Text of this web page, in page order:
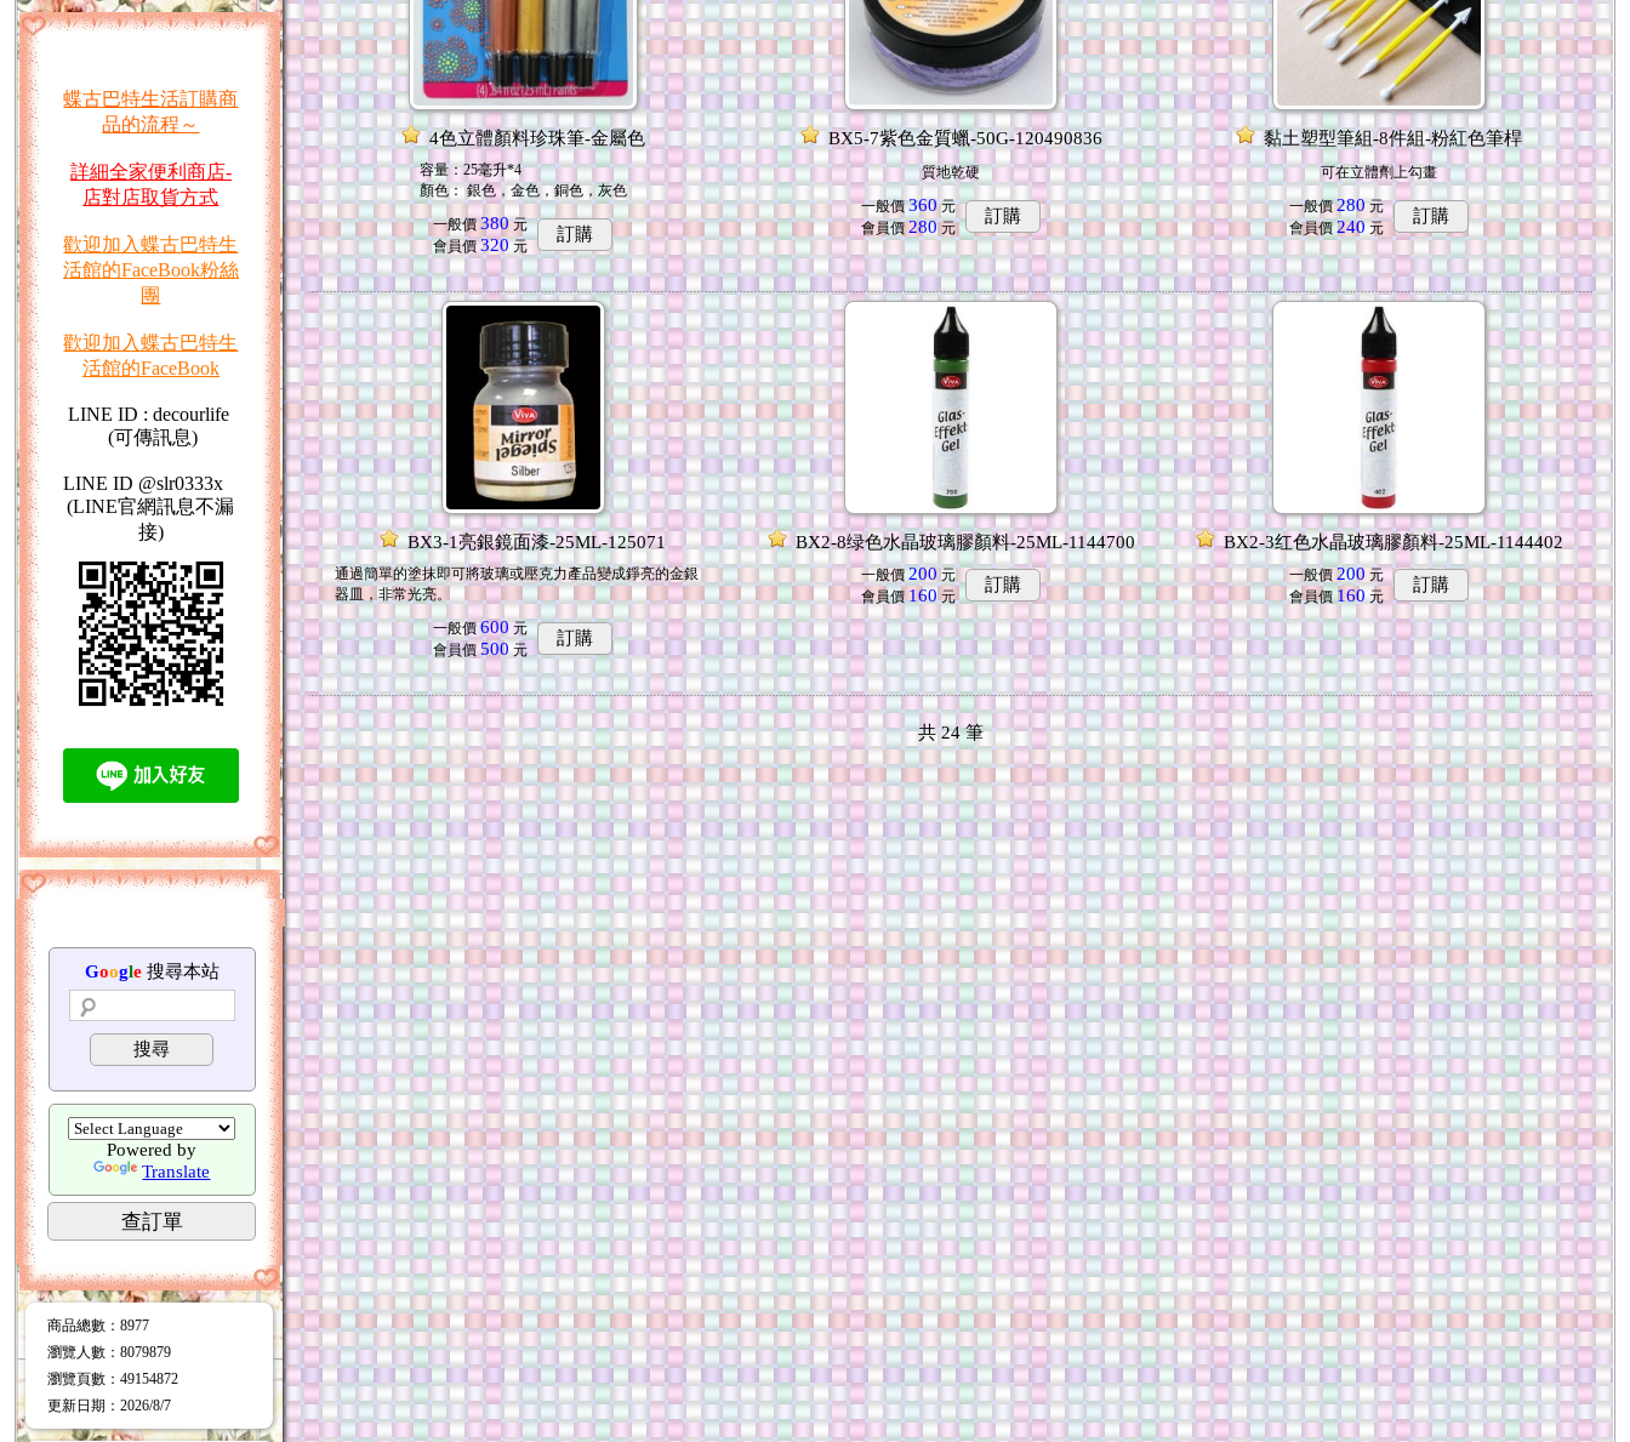
蝶古巴特生活訂購商
品的流程～
詳細全家便利商店-
店對店取貨方式
歡迎加入蝶古巴特生
活館的FaceBook粉絲
團
歡迎加入蝶古巴特生
活館的FaceBook
LINE ID : decourlife
(可傳訊息)
LINE ID @slr0333x
(LINE官網訊息不漏
接)
Google搜尋本站
搜尋
Powered by
Translate
查訂單
商品總數 ：8977
瀏覽人數 ：8079879
瀏覽頁數 ：49154872
更新日期 ：2026/8/7
4色立體顏料珍珠筆-金屬色
容量：25毫升*4
顏色： 銀色，金色，銅色，灰色
一般價 380元
會員價 320元
訂購
BX5-7紫色金質蠟-50G-120490836
質地乾硬
一般價 360元
會員價 280元
訂購
黏土塑型筆組-8件組-粉紅色筆桿
可在立體劑上勾畫
一般價 280元
會員價 240元
訂購
BX3-1亮銀鏡面漆-25ML-125071
通過簡單的塗抹即可將玻璃或壓克力產品變成錚亮的金銀
器皿，非常光亮。
一般價 600元
會員價 500 元
訂購
BX2-8绿色水晶玻璃膠顏料-25ML-1144700
一般價 200元
會員價 160元
訂購
BX2-3红色水晶玻璃膠顏料-25ML-1144402
一般價 200元
會員價 160元
訂購
共24筆